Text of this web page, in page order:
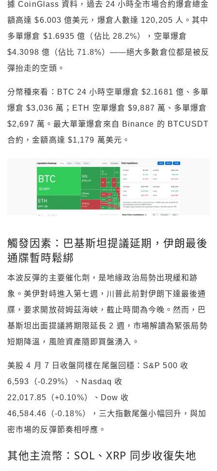
據 CoinGlass 資料，過去 24 小時全市場合約爆倉總金
額高達 $6.003 億美元，爆倉人數達 120,205 人。其中
多單爆倉 $1.6935 億（佔比 28.2%），空單爆倉
$4.3098 億（佔比 71.8%）——絕大多數倉位都是被反
彈抬走的空頭。
分幣種來看：BTC 24 小時空單爆倉 $2.1681 億、多單
爆倉 $3,036 萬；ETH 空單爆倉 $9,887 萬、多單爆倉
$2,697 萬。最大單筆爆倉來自 Binance 的 BTCUSDT
合約，金額高達 $1,179 萬美元。
觸發因素：巴基斯坦提議延期，伊朗最後
通牒暫時鬆綁
本波反彈的主要催化劑，是地緣政治局勢出現緩和跡
象。美伊對峙進入第七週，川普此前對伊朗下達最後通
牒，要求開放荷姆茲海峽，截止時間為今晚。然而，巴
基斯坦出面提議將期限延長 2 週，市場解讀為緊張局勢
短期降溫，風險資產隨即買盤湧入。
美股 4 月 7 日收盤同樣在尾盤回穩：S&P 500 收
6,593（-0.29%）、Nasdaq 收
22,017.85（+0.10%）、Dow 收
46,584.46（-0.18%），三大指數尾盤小幅回升，與加
密市場的反彈節奏相呼應。
其他主流幣：SOL、XRP 同步收復失地